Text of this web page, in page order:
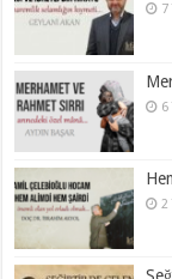
7
6
2